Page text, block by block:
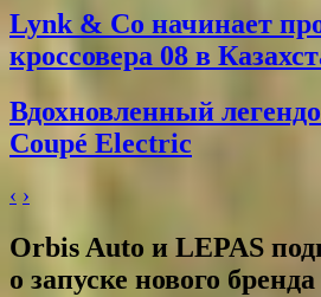
Lynk & Co начинает
кроссовера 08 в
Вдохновленный
Coupé Electric
‹ ›
Orbis Auto и LEPAS
о запуске нового